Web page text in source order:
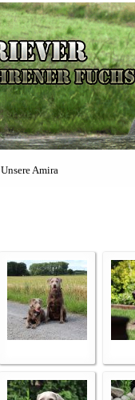
Unsere Amira